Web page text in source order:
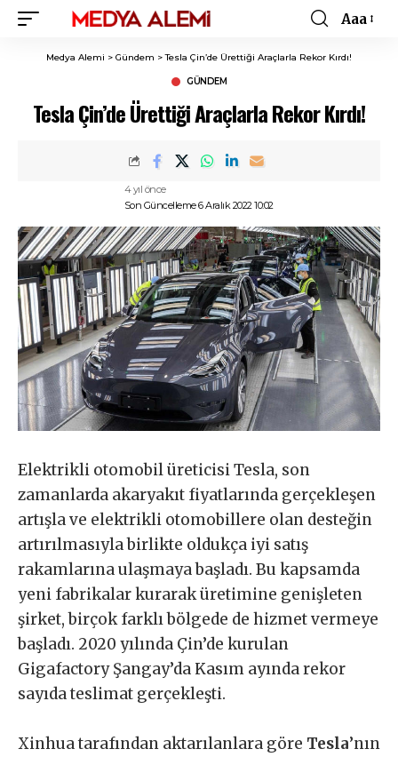
Font
Resizer
Aaa
Medya Alemi > Gündem >Tesla Çin’de Ürettiği Araçlarla Rekor Kırdı!
GÜNDEM
Tesla Çin’de Ürettiği Araçlarla Rekor Kırdı!
Son Güncelleme 6 Aralık 2022 10:02
4 yıl önce
Elektrikli otomobil üreticisi Tesla, son
zamanlarda akaryakıt fiyatlarında gerçekleşen
artışla ve elektrikli otomobillere olan desteğin
artırılmasıyla birlikte oldukça iyi satış
rakamlarına ulaşmaya başladı. Bu kapsamda
yeni fabrikalar kurarak üretimine genişleten
şirket, birçok farklı bölgede de hizmet vermeye
başladı. 2020 yılında Çin’de kurulan
Gigafactory Şangay’da Kasım ayında rekor
sayıda teslimat gerçekleşti.
Xinhua tarafından aktarılanlara göre Tesla’nın